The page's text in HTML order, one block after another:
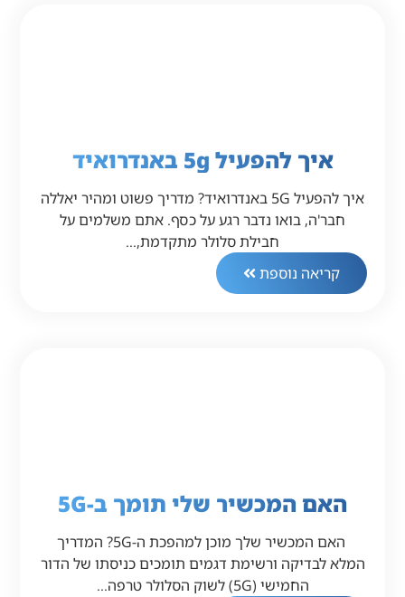
איך להפעיל 5g באנדרואיד
איך להפעיל 5G באנדרואיד? מדריך פשוט ומהיר יאללה
חבר'ה, בואו נדבר רגע על כסף. אתם משלמים על
חבילת סלולר מתקדמת,…
קריאה נוספת
האם המכשיר שלי תומך ב-5G
האם המכשיר שלך מוכן למהפכת ה-5G? המדריך
המלא לבדיקה ורשימת דגמים תומכים כניסתו של הדור
החמישי (5G) לשוק הסלולר טרפה…